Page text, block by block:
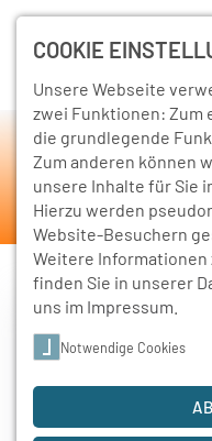
Home
Lernen, staunen,
in Erinnerung bleibt
COOKIE
Unsere Webseite
zwei Funktionen:
die grundlegende
Zum anderen können
unsere Inhalte für Sie
Hierzu werden
Website-Besuchern
Weitere Informationen
finden Sie in unserer
uns im Impressum
Notwendige Cookies